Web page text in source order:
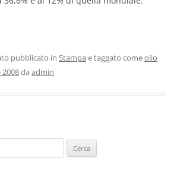
pubblicato in Stampa e taggato comeolio
da admin